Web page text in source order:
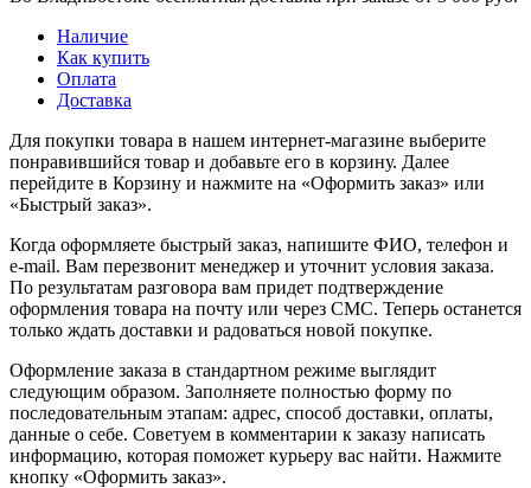
Наличие
Как купить
Оплата
Доставка
Для покупки товара в нашем интернет-магазине выберите
понравившийся товар и добавьте его в корзину. Далее
перейдите в Корзину и нажмите на «Оформить заказ» или
«Быстрый заказ».
Когда оформляете быстрый заказ, напишите ФИО, телефон и
e-mail. Вам перезвонит менеджер и уточнит условия заказа.
По результатам разговора вам придет подтверждение
оформления товара на почту или через СМС. Теперь останется
только ждать доставки и радоваться новой покупке.
Оформление заказа в стандартном режиме выглядит
следующим образом. Заполняете полностью форму по
последовательным этапам: адрес, способ доставки, оплаты,
данные о себе. Советуем в комментарии к заказу написать
информацию, которая поможет курьеру вас найти. Нажмите
кнопку «Оформить заказ».